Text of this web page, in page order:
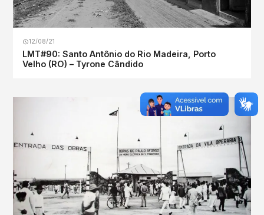
12/08/21
LMT#90: Santo Antônio do Rio Madeira, Porto
Velho (RO) – Tyrone Cândido